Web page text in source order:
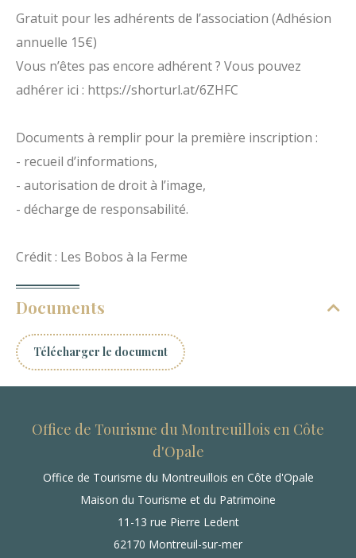
Gratuit pour les adhérents de l’association (Adhésion
annuelle 15€)
Vous n’êtes pas encore adhérent ? Vous pouvez
adhérer ici : https://shorturl.at/6ZHFC
Documents à remplir pour la première inscription :
- recueil d’informations,
- autorisation de droit à l’image,
- décharge de responsabilité.
Crédit : Les Bobos à la Ferme
Documents
Télécharger le document
Office de Tourisme du Montreuillois en Côte
d'Opale
Office de Tourisme du Montreuillois en Côte d'Opale
Maison du Tourisme et du Patrimoine
11-13 rue Pierre Ledent
62170 Montreuil-sur-mer